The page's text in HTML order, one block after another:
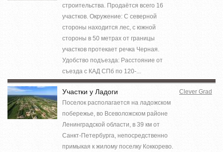
строительства. Продаётся всего 16
участков. Окружение: С северной
стороны находится лес, с южной
стороны в 50 метрах от границы
участков протекает речка Черная.
Удобство подъезда: Расстояние от
съезда с КАД СПб по 120-...
Участки у Ладоги
Поселок располагается на ладожском
побережье, во Всеволожском районе
Ленинградской области, в 39 км от
Санкт-Петербурга, непосредственно
примыкая к жилому поселку Коккорево.
Clever Grad